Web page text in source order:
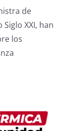
discriminación
docente
como
política
Estado.
de
XXI, han
los